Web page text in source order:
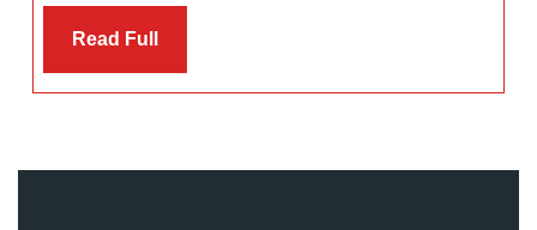
Read Full Read